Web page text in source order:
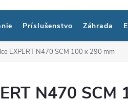
Príslušenstvo Záhrada
EXPERT N470 SCM 100 x 290 mm
N470 SCM